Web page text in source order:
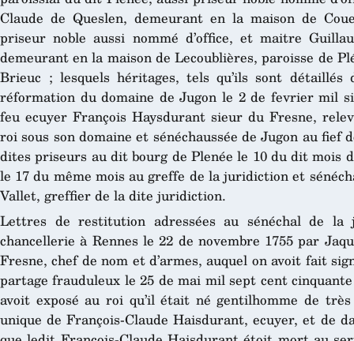
Claude de Queslen, demeurant en la maison de
priseur noble aussi nommé d’office, et maitre
demeurant en la maison de Lecoublières, paroisse de
Brieuc ; lesquels héritages, tels qu’ils sont
réformation du domaine de Jugon le 2 de fevrier mil
feu ecuyer François Haysdurant sieur du Fresne,
roi sous son domaine et sénéchaussée de Jugon au fief
dites priseurs au dit bourg de Plenée le 10 du dit mois
le 17 du même mois au greffe de la juridiction et
Vallet, greffier de la dite juridiction.
Lettres de restitution adressées au sénéchal de la
chancellerie à Rennes le 22 de novembre 1755 par
Fresne, chef de nom et d’armes, auquel on avoit fait
partage frauduleux le 25 de mai mil sept cent
avoit exposé au roi qu’il était né gentilhomme de
unique de François-Claude Haisdurant, ecuyer, et de